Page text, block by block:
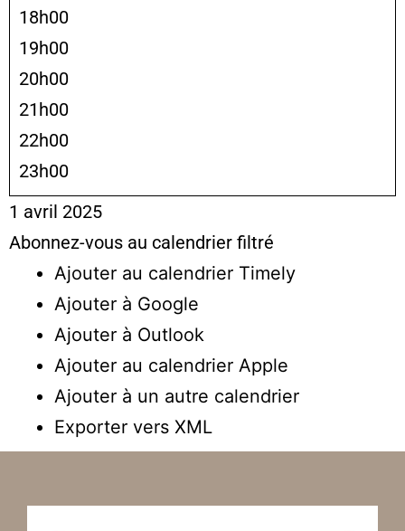
18h00
19h00
20h00
21h00
22h00
23h00
1 avril 2025
Abonnez-vous au calendrier filtré
Ajouter au calendrier Timely
Ajouter à Google
Ajouter à Outlook
Ajouter au calendrier Apple
Ajouter à un autre calendrier
Exporter vers XML